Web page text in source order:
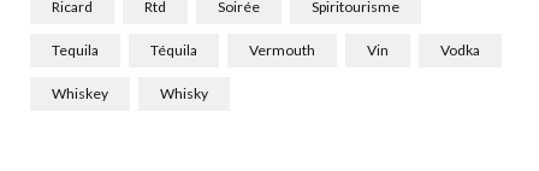
Ricard Rtd Soirée Spiritourisme
Tequila Téquila Vermouth Vin Vodka
Whiskey Whisky